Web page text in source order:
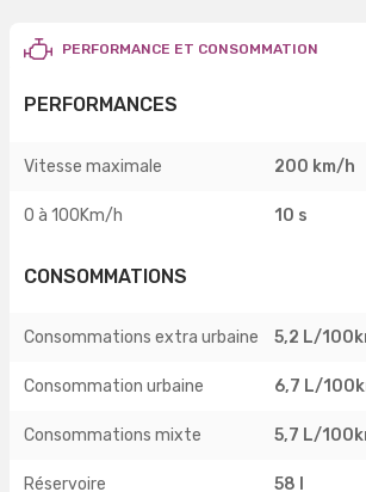
PERFORMANCE ET CONSOMMATION
PERFORMANCES
Vitesse maximale 200 km/h
0 à 100Km/h 10 s
CONSOMMATIONS
Consommations extra urbaine 5,2 L/
Consommation urbaine 6,7 L/
Consommations mixte 5,7 L/
Réservoire 58 l